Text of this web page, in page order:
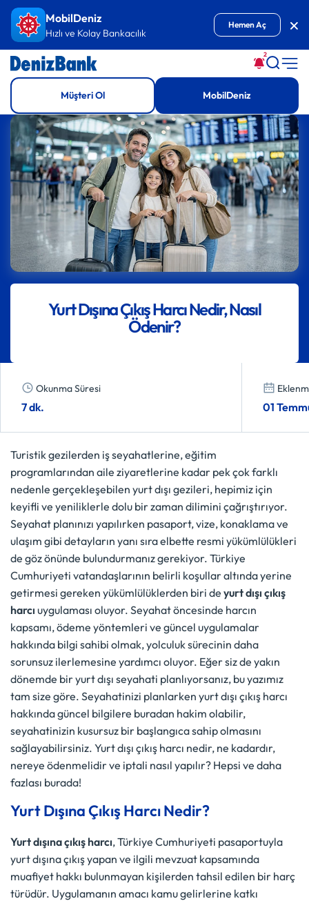
İçeriğe GitMobilDeniz
Hızlı ve Kolay Bankacılık
Hemen Aç
2
Müşteri Ol MobilDeniz
Yurt Dışına Çıkış Harcı Nedir, Nasıl
Ödenir?
Okunma Süresi
7 dk. 01
Turistik gezilerden iş seyahatlerine, eğitim
programlarından aile ziyaretlerine kadar pek çok farklı
nedenle gerçekleşebilen yurt dışı gezileri, hepimiz için
keyifli ve yeniliklerle dolu bir zaman dilimini çağrıştırıyor.
Seyahat planınızı yapılırken pasaport, vize, konaklama ve
ulaşım gibi detayların yanı sıra elbette resmi yükümlülükleri
de göz önünde bulundurmanız gerekiyor. Türkiye
Cumhuriyeti vatandaşlarının belirli koşullar altında yerine
getirmesi gereken yükümlülüklerden biri de yurt dışı çıkış
harcı uygulaması oluyor. Seyahat öncesinde harcın
kapsamı, ödeme yöntemleri ve güncel uygulamalar
hakkında bilgi sahibi olmak, yolculuk sürecinin daha
sorunsuz ilerlemesine yardımcı oluyor. Eğer siz de yakın
dönemde bir yurt dışı seyahati planlıyorsanız, bu yazımız
tam size göre. Seyahatinizi planlarken yurt dışı çıkış harcı
hakkında güncel bilgilere buradan hakim olabilir,
seyahatinizin kusursuz bir başlangıca sahip olmasını
sağlayabilirsiniz. Yurt dışı çıkış harcı nedir, ne kadardır,
nereye ödenmelidir ve iptali nasıl yapılır? Hepsi ve daha
fazlası burada!
Yurt Dışına Çıkış Harcı Nedir?
Yurt dışına çıkış harcı, Türkiye Cumhuriyeti pasaportuyla
yurt dışına çıkış yapan ve ilgili mevzuat kapsamında
muafiyet hakkı bulunmayan kişilerden tahsil edilen bir harç
türüdür. Uygulamanın amacı kamu gelirlerine katkı